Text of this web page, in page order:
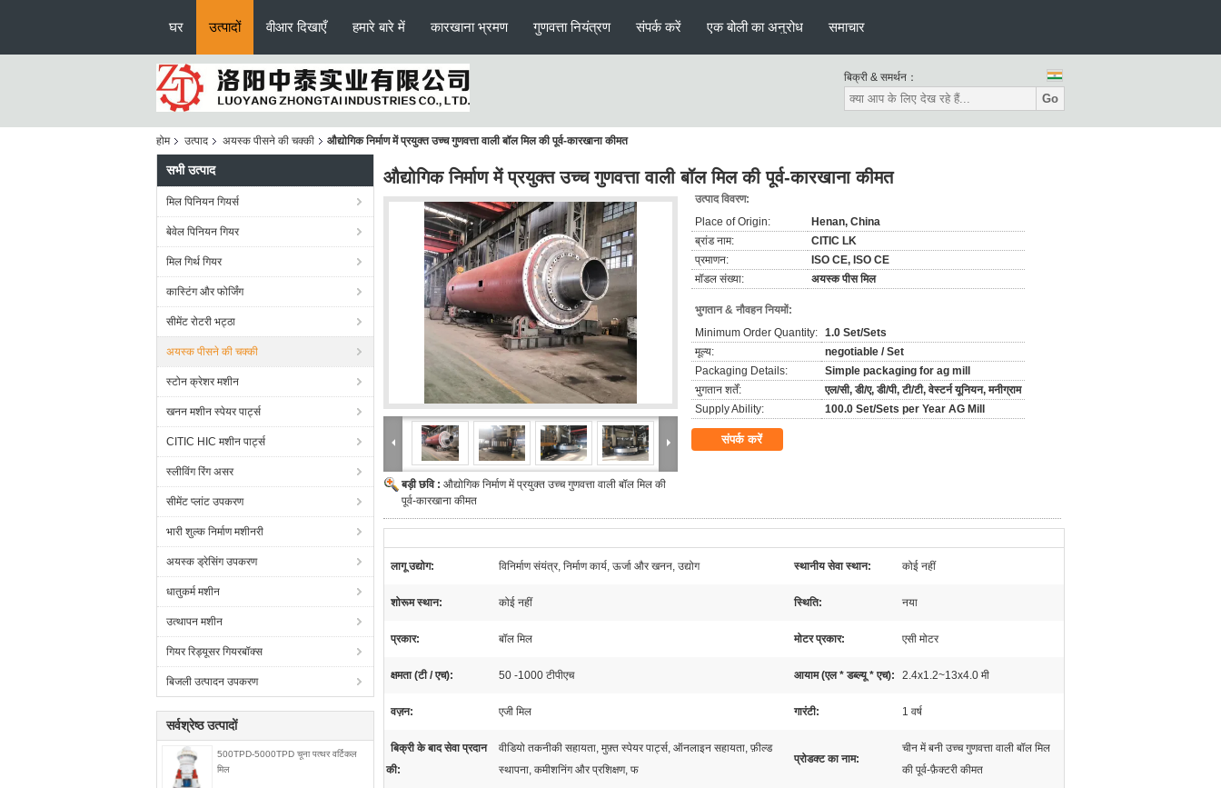
घर उत्पादों वीआर दिखाएँ हमारे बारे में कारखाना भ्रमण गुणवत्ता नियंत्रण संपर्क करें एक बोली का अनुरोध समाचार
बिक्री & समर्थन：
Go
होम उत्पाद अयस्क पीसने की चक्की औद्योगिक निर्माण में प्रयुक्त उच्च गुणवत्ता वाली बॉल मिल की पूर्व-कारखाना कीमत
सभी उत्पाद
मिल पिनियन गियर्स
बेवेल पिनियन गियर
मिल गिर्थ गियर
कास्टिंग और फोर्जिंग
सीमेंट रोटरी भट्ठा
अयस्क पीसने की चक्की
स्टोन क्रेशर मशीन
खनन मशीन स्पेयर पार्ट्स
CITIC HIC मशीन पार्ट्स
स्लीविंग रिंग असर
सीमेंट प्लांट उपकरण
भारी शुल्क निर्माण मशीनरी
अयस्क ड्रेसिंग उपकरण
धातुकर्म मशीन
उत्थापन मशीन
गियर रिड्यूसर गियरबॉक्स
बिजली उत्पादन उपकरण
सर्वश्रेष्ठ उत्पादों
500TPD-5000TPD चूना पत्थर वर्टिकल
मिल
औद्योगिक निर्माण में प्रयुक्त उच्च गुणवत्ता वाली बॉल मिल की पूर्व-कारखाना कीमत
बड़ी छवि : औद्योगिक निर्माण में प्रयुक्त उच्च गुणवत्ता वाली बॉल मिल की
पूर्व-कारखाना कीमत
उत्पाद विवरण:
Place of Origin:
Henan, China
ब्रांड नाम:
CITIC LK
प्रमाणन:
ISO CE, ISO CE
मॉडल संख्या:
अयस्क पीस मिल
भुगतान & नौवहन नियमों:
Minimum Order Quantity: 1.0 Set/Sets
मूल्य:
negotiable / Set
Packaging Details:
Simple packaging for ag mill
भुगतान शर्तें:
एल/सी, डी/ए, डी/पी, टी/टी, वेस्टर्न यूनियन, मनीग्राम
Supply Ability:
100.0 Set/Sets per Year AG Mill
संपर्क करें
लागू उद्योग: विनिर्माण संयंत्र, निर्माण कार्य, ऊर्जा और खनन, उद्योग स्थानीय सेवा स्थान: कोई नहीं
शोरूम स्थान: कोई नहीं स्थिति: नया
प्रकार: बॉल मिल मोटर प्रकार: एसी मोटर
क्षमता (टी / एच): 50 -1000 टीपीएच आयाम (एल * डब्ल्यू * एच): 2.4x1.2~13x4.0 मी
वज़न: एजी मिल गारंटी: 1 वर्ष
बिक्री के बाद सेवा प्रदान
की:
वीडियो तकनीकी सहायता, मुफ़्त स्पेयर पार्ट्स, ऑनलाइन सहायता, फ़ील्ड
स्थापना, कमीशनिंग और प्रशिक्षण, फ
प्रोडक्ट का नाम:
चीन में बनी उच्च गुणवत्ता वाली बॉल मिल
की पूर्व-फ़ैक्टरी कीमत